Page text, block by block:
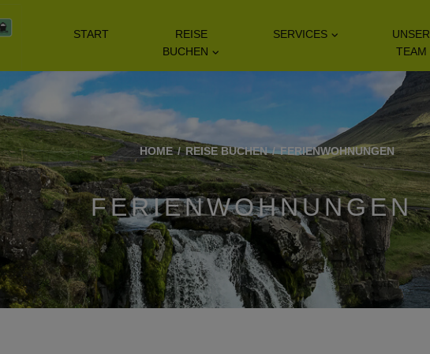
START
REISE
BUCHEN
SERVICES
UNSER
TEAM
HOME REISE BUCHEN FERIENWOHNUNGEN
FERIENWOHNUNGEN